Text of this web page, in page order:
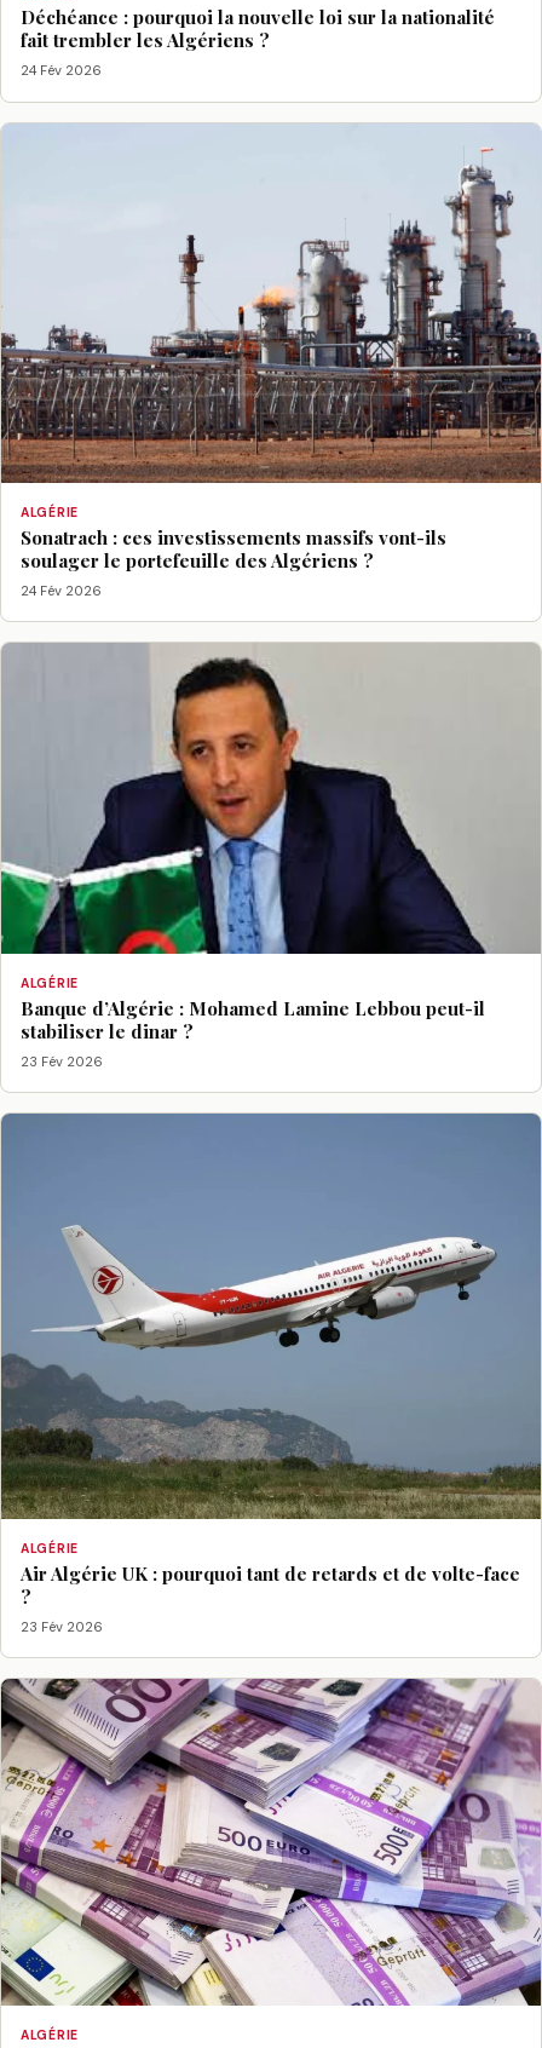
Déchéance : pourquoi la nouvelle loi sur la nationalité
fait trembler les Algériens ?
24 Fév 2026
ALGÉRIE
Sonatrach : ces investissements massifs vont-ils
soulager le portefeuille des Algériens ?
24 Fév 2026
ALGÉRIE
Banque d’Algérie : Mohamed Lamine Lebbou peut-il
stabiliser le dinar ?
23 Fév 2026
ALGÉRIE
Air Algérie UK : pourquoi tant de retards et de volte-face
?
23 Fév 2026
ALGÉRIE